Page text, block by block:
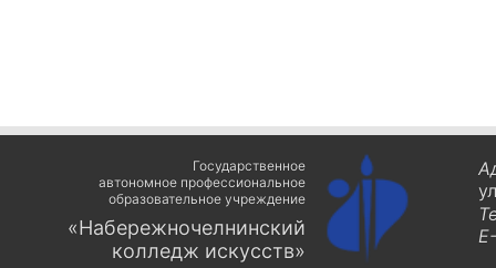
Государственное
автономное профессиональное
образовательное учреждение
«Набережночелнинский
колледж искусств»